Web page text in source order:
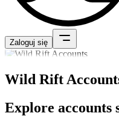
Zaloguj się
Wild Rift
Explore